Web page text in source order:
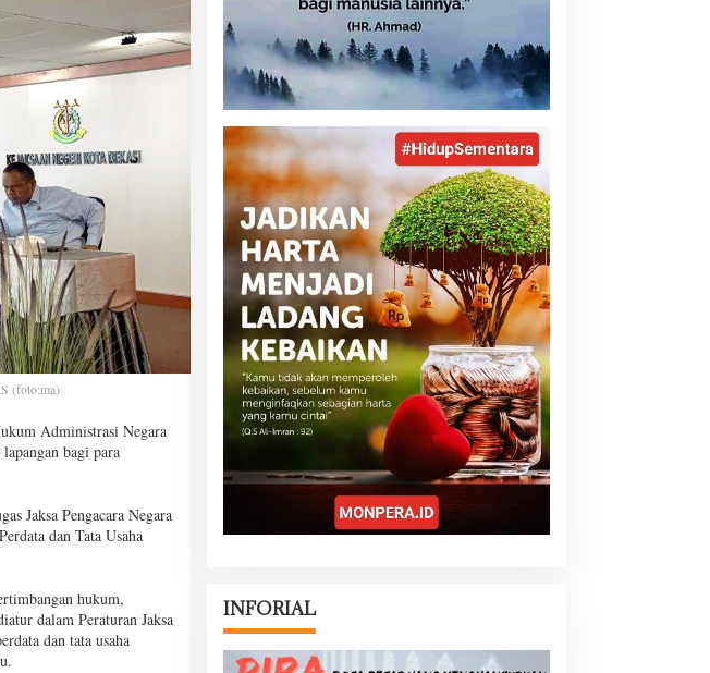
(foto:ma)
Administrasi Negara
bagi para
Jaksa Pengacara Negara
dan Tata Usaha
hukum,
dalam Peraturan Jaksa
dan tata usaha
INFORIAL